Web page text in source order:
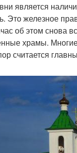
является
Это железное
об этом снова
храмы.
считается